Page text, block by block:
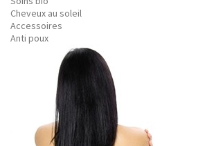
Cheveux au soleil
Accessoires
Anti poux